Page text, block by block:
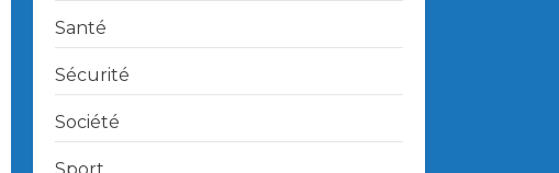
Santé
Sécurité
Société
Sport